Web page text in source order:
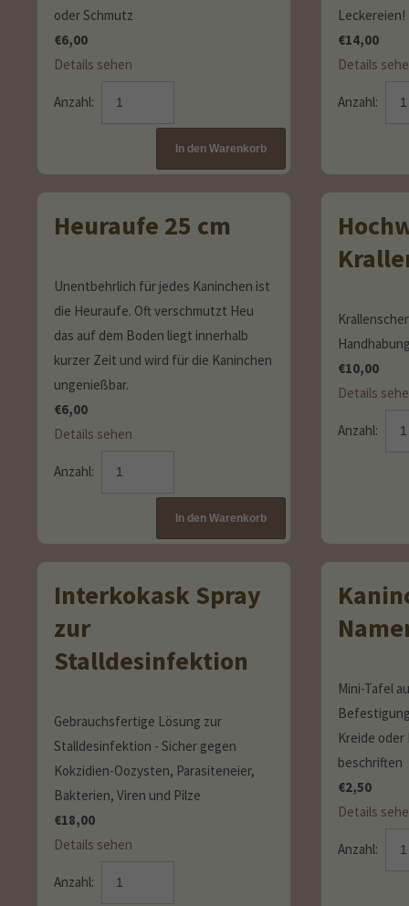
oder Schmutz
€6,00
Details sehen
Anzahl:
Leckereien!
€14,00
Details
Anzahl:
Heuraufe 25 cm
Unentbehrlich für jedes Kaninchen ist
die Heuraufe. Oft verschmutzt Heu
das auf dem Boden liegt innerhalb
kurzer Zeit und wird für die Kaninchen
ungenießbar.
€6,00
Details sehen
Anzahl:
€10,00
Details
Anzahl:
Interkokask Spray
zur
Stalldesinfektion
Gebrauchsfertige Lösung zur
Stalldesinfektion - Sicher gegen
Kokzidien-Oozysten, Parasiteneier,
Bakterien, Viren und Pilze
€18,00
Details sehen
Anzahl:
Mini-Tafel
Kreide oder
beschriften
€2,50
Details
Anzahl: